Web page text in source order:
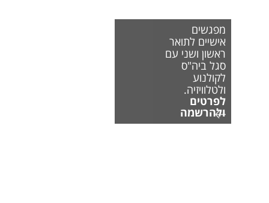
מפגשים
אישיים לתואר
ראשון ושני עם
סגל ביה"ס
לקולנוע
ולטלוויזיה.
לפרטים
ולהרשמה